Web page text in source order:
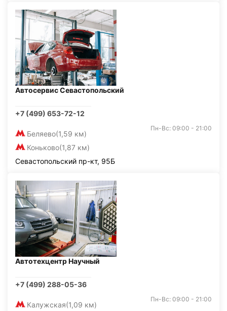
Автосервис Севастопольский
+7 (499) 653-72-12
Беляево(1,59 км)
Коньково(1,87 км)
Пн-Вс: 09:00 - 21:00
Севастопольский пр-кт, 95Б
Автотехцентр Научный
+7 (499) 288-05-36
Калужская(1,09 км)
Пн-Вс: 09:00 - 21:00